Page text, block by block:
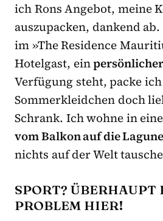
ich Rons Angebot, meine
auszupacken, dankend
im »The Residence
Hotelgast, ein
Verfügung steht, packe
Sommerkleidchen doch
Schrank. Ich wohne in
vom Balkon auf die Lagune
nichts auf der Welt
SPORT? ÜBERHAUPT
PROBLEM HIER!